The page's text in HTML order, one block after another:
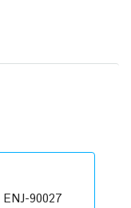
ENJ-90027